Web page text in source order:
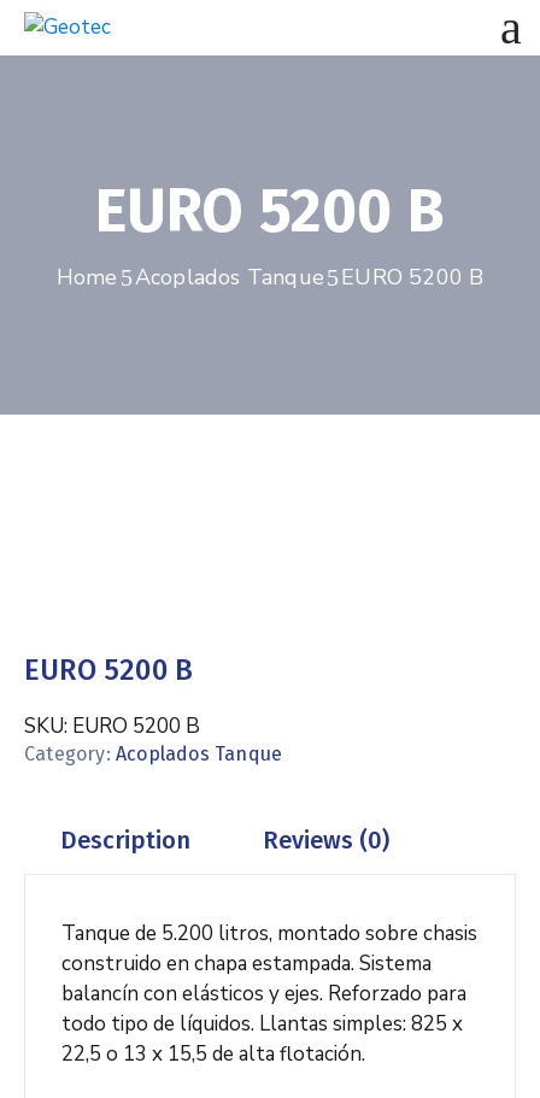
EURO 5200 B
Home Acoplados Tanque EURO 5200 B
EURO 5200 B
SKU: EURO 5200 B
Category: Acoplados Tanque
Description Reviews (0)
Tanque de 5.200 litros, montado sobre chasis
construido en chapa estampada. Sistema
balancín con elásticos y ejes. Reforzado para
todo tipo de líquidos. Llantas simples: 825 x
22,5 o 13 x 15,5 de alta flotación.